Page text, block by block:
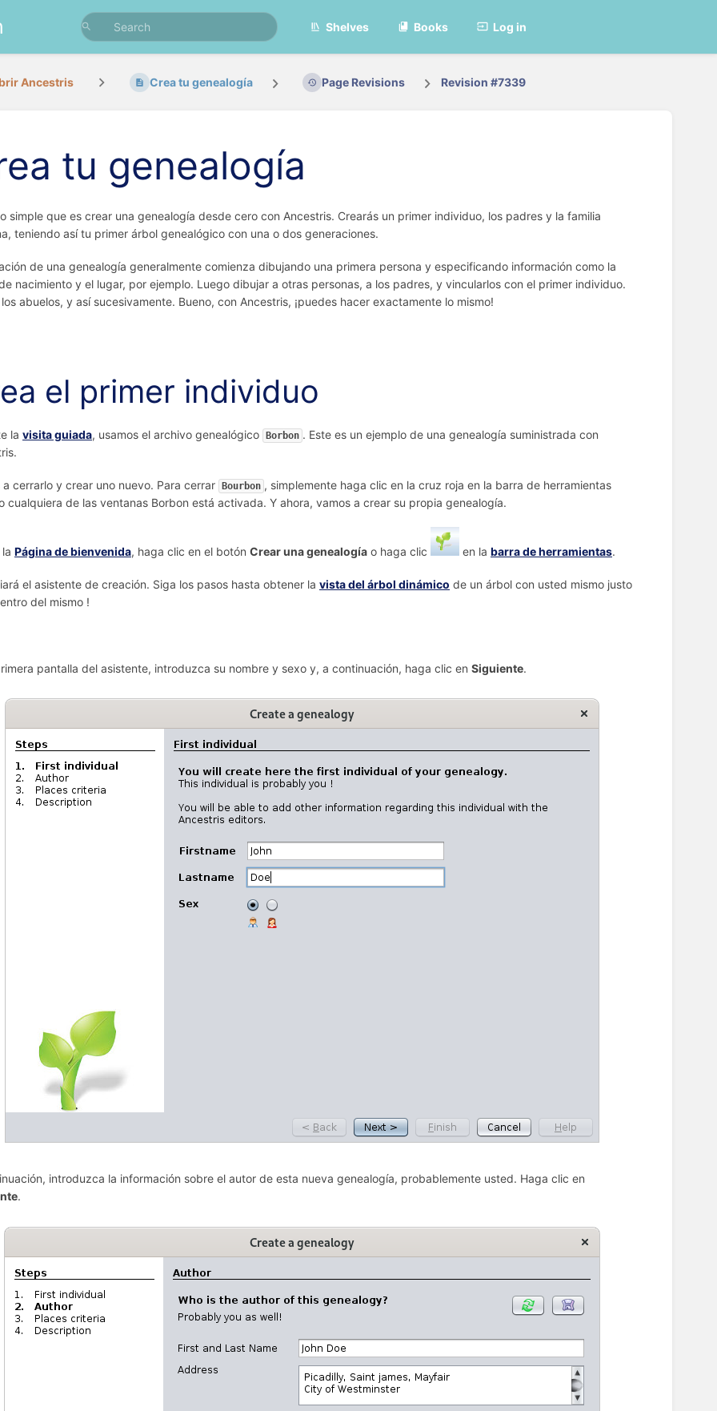
Shelves Books Log in
Ancestris Crea tu genealogía Page Revisions Revision #7339
tu genealogía
simple que es crear una genealogía desde cero con Ancestris. Crearás un primer individuo, los padres y la familia
teniendo así tu primer árbol genealógico con una o dos generaciones.
de una genealogía generalmente comienza dibujando una primera persona y especificando información como la
nacimiento y el lugar, por ejemplo. Luego dibujar a otras personas, a los padres, y vincularlos con el primer individuo.
abuelos, y así sucesivamente. Bueno, con Ancestris, ¡puedes hacer exactamente lo mismo!
el primer individuo
la visita guiada, usamos el archivo genealógico Borbon . Este es un ejemplo de una genealogía suministrada con
a cerrarlo y crear uno nuevo. Para cerrar Bourbon , simplemente haga clic en la cruz roja en la barra de herramientas
cualquiera de las ventanas Borbon está activada. Y ahora, vamos a crear su propia genealogía.
Página de bienvenida, haga clic en el botón Crear una genealogía o haga clic en la barra de herramientas.
el asistente de creación. Siga los pasos hasta obtener la vista del árbol dinámico de un árbol con usted mismo justo
del mismo !
pantalla del asistente, introduzca su nombre y sexo y, a continuación, haga clic en Siguiente.
introduzca la información sobre el autor de esta nueva genealogía, probablemente usted. Haga clic en
.